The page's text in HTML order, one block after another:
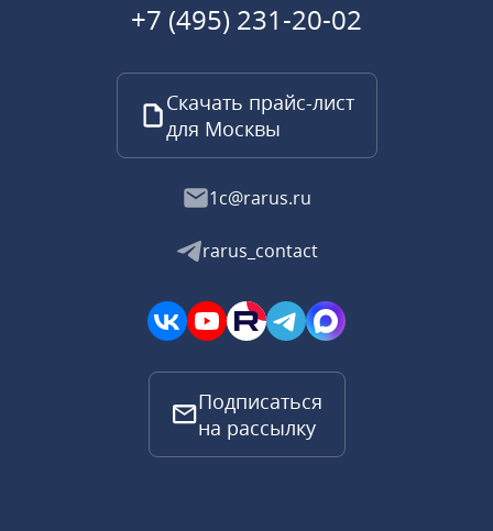
+7 (495) 231-20-02
Скачать прайс-лист
для Москвы
1c@rarus.ru
rarus_contact
Подписаться
на рассылку